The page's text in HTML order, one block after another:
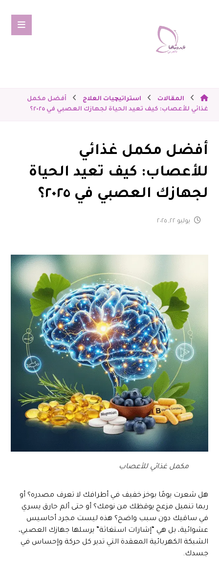
المقالات استراتيچيات العلاج
أفضل مكمل
غذائي للأعصاب: كيف تعيد الحياة لجهازك العصبي في ٢٠٢٥؟
أفضل مكمل غذائي
للأعصاب: كيف تعيد الحياة
لجهازك العصبي في ٢٠٢٥؟
يوليو ٢٢, ٢٠٢٥
مكمل غذائي للأعصاب
هل شعرت يومًا بوخز خفيف في أطرافك لا تعرف مصدره؟ أو
ربما تنميل مزعج يوقظك من نومك؟ أو حتى ألم حارق يسري
في ساقيك دون سبب واضح؟ هذه ليست مجرد أحاسيس
عشوائية، بل هي “إشارات استغاثة” يرسلها جهازك العصبي،
الشبكة الكهربائية المعقدة التي تدير كل حركة وإحساس في
جسدك.